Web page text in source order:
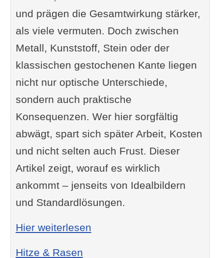
und prägen die Gesamtwirkung stärker,
als viele vermuten. Doch zwischen
Metall, Kunststoff, Stein oder der
klassischen gestochenen Kante liegen
nicht nur optische Unterschiede,
sondern auch praktische
Konsequenzen. Wer hier sorgfältig
abwägt, spart sich später Arbeit, Kosten
und nicht selten auch Frust. Dieser
Artikel zeigt, worauf es wirklich
ankommt – jenseits von Idealbildern
und Standardlösungen.
Hier weiterlesen: Rasenkante – welches
Hitze & Rasen